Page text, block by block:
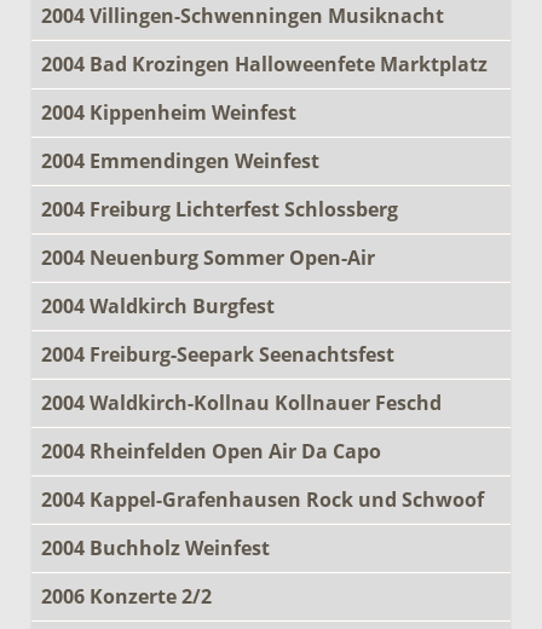
2004 Villingen-Schwenningen Musiknacht
2004 Bad Krozingen Halloweenfete Marktplatz
2004 Kippenheim Weinfest
2004 Emmendingen Weinfest
2004 Freiburg Lichterfest Schlossberg
2004 Neuenburg Sommer Open-Air
2004 Waldkirch Burgfest
2004 Freiburg-Seepark Seenachtsfest
2004 Waldkirch-Kollnau Kollnauer Feschd
2004 Rheinfelden Open Air Da Capo
2004 Kappel-Grafenhausen Rock und Schwoof
2004 Buchholz Weinfest
2006 Konzerte 2/2